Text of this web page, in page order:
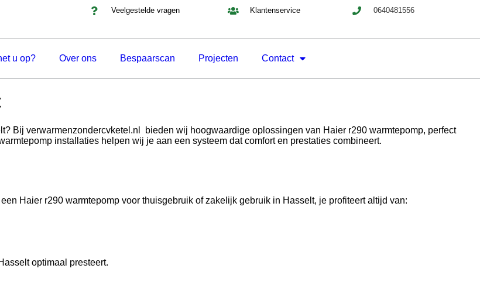
Veelgestelde vragen Klantenservice 0640481556
u op? Over ons Bespaarscan Projecten Contact
Bij verwarmenzondercvketel.nl bieden wij hoogwaardige oplossingen van Haier r290 warmtepomp, perfect
installaties helpen wij je aan een systeem dat comfort en prestaties combineert.
Haier r290 warmtepomp voor thuisgebruik of zakelijk gebruik in Hasselt, je profiteert altijd van:
optimaal presteert.